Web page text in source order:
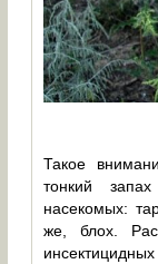
Такое
тонкий
насекомых:
же, блох.